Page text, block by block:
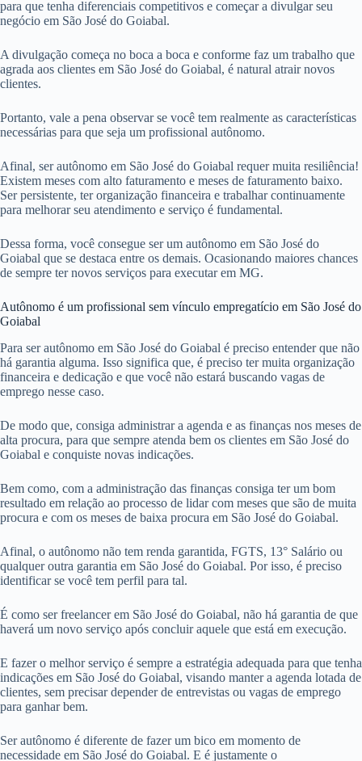
para que tenha diferenciais competitivos e começar a divulgar seu
negócio em São José do Goiabal.
A divulgação começa no boca a boca e conforme faz um trabalho que
agrada aos clientes em São José do Goiabal, é natural atrair novos
clientes.
Portanto, vale a pena observar se você tem realmente as características
necessárias para que seja um profissional autônomo.
Afinal, ser autônomo em São José do Goiabal requer muita resiliência!
Existem meses com alto faturamento e meses de faturamento baixo.
Ser persistente, ter organização financeira e trabalhar continuamente
para melhorar seu atendimento e serviço é fundamental.
Dessa forma, você consegue ser um autônomo em São José do
Goiabal que se destaca entre os demais. Ocasionando maiores chances
de sempre ter novos serviços para executar em MG.
Autônomo é um profissional sem vínculo empregatício em São José do
Goiabal
Para ser autônomo em São José do Goiabal é preciso entender que não
há garantia alguma. Isso significa que, é preciso ter muita organização
financeira e dedicação e que você não estará buscando vagas de
emprego nesse caso.
De modo que, consiga administrar a agenda e as finanças nos meses de
alta procura, para que sempre atenda bem os clientes em São José do
Goiabal e conquiste novas indicações.
Bem como, com a administração das finanças consiga ter um bom
resultado em relação ao processo de lidar com meses que são de muita
procura e com os meses de baixa procura em São José do Goiabal.
Afinal, o autônomo não tem renda garantida, FGTS, 13° Salário ou
qualquer outra garantia em São José do Goiabal. Por isso, é preciso
identificar se você tem perfil para tal.
É como ser freelancer em São José do Goiabal, não há garantia de que
haverá um novo serviço após concluir aquele que está em execução.
E fazer o melhor serviço é sempre a estratégia adequada para que tenha
indicações em São José do Goiabal, visando manter a agenda lotada de
clientes, sem precisar depender de entrevistas ou vagas de emprego
para ganhar bem.
Ser autônomo é diferente de fazer um bico em momento de
necessidade em São José do Goiabal. E é justamente o